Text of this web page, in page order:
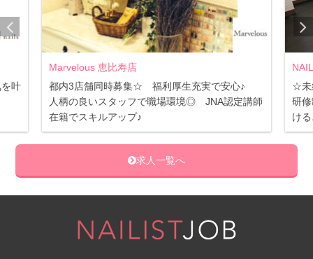
最後に、クリームシャンプーはまだまだ一般的ではないの
で、ドラッグストアで気軽に買えるわけではなくインター
ネットで販売しているサイトなどを見つけなければいけな
いため、実物を手にして選ぶことが難しく、不便に感じら
れるかもしれません。
クリームシャンプーの3つの効果
叶
Marvelous 恵比寿店
都内3店舗同時募集☆ 福利厚生充実で安心♪
人柄の良いスタッフで職場環境◎ JNA認定講師
在籍でスキルアップ♪
☆未
研
ける
求人一覧へ